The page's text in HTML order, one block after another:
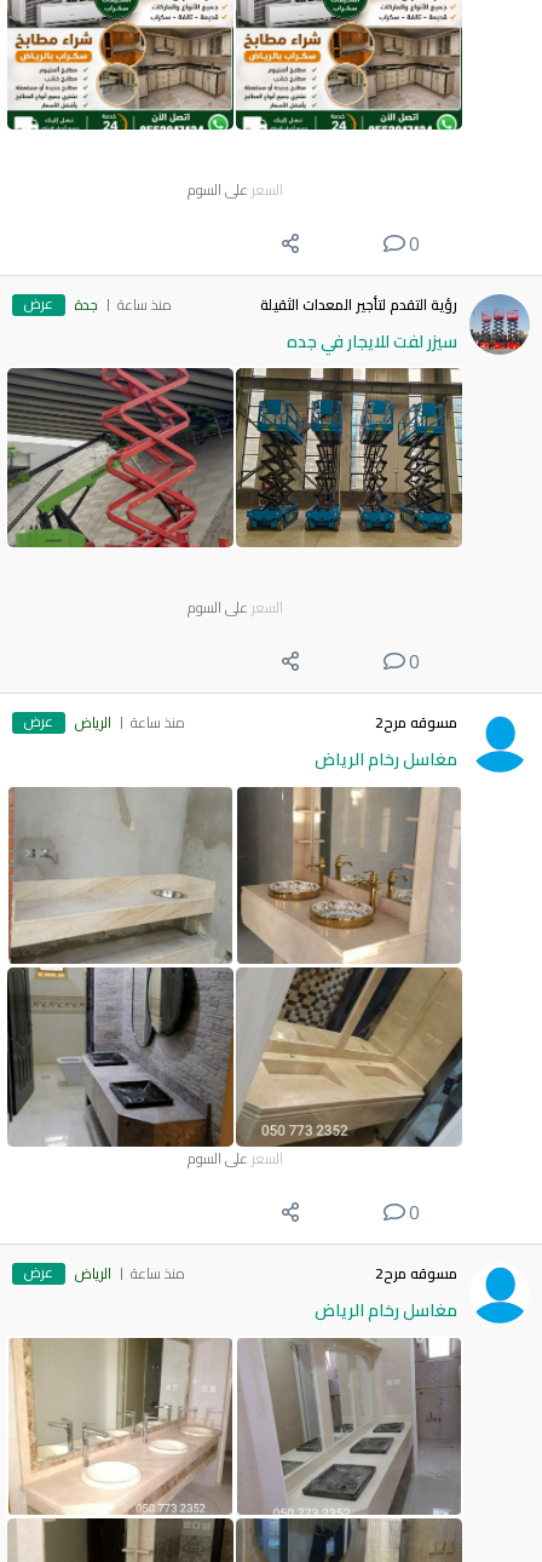
السعر على السوم
0
رؤية التقدم لتأجير المعدات الثقيلة منذ ساعة جدة عرض
سيزر لفت للايجار في جده
السعر على السوم
0
مسوقه مرح2 منذ ساعة الرياض عرض
مغاسل رخام الرياض
السعر على السوم
0
مسوقه مرح2 منذ ساعة الرياض عرض
مغاسل رخام الرياض